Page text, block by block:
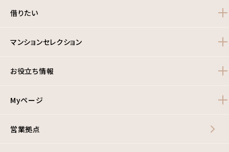
借りたい
マンションセレクション
お役立ち情報
Myページ
営業拠点